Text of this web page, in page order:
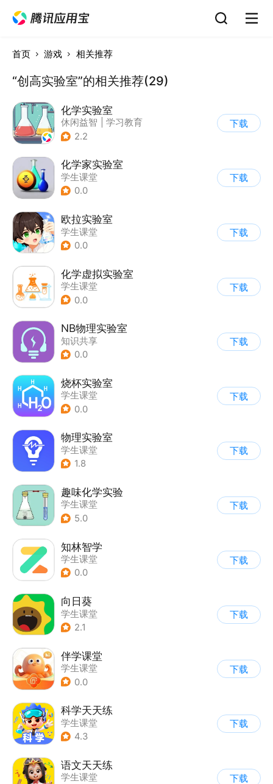
首页 游戏 相关推荐
“创高实验室”的相关推荐(29)
化学实验室
休闲益智
学习教育
2.2
下载
化学家实验室
学生课堂
0.0
下载
欧拉实验室
学生课堂
0.0
下载
化学虚拟实验室
学生课堂
0.0
下载
NB物理实验室
知识共享
0.0
下载
烧杯实验室
学生课堂
0.0
下载
物理实验室
学生课堂
1.8
下载
趣味化学实验
学生课堂
5.0
下载
知林智学
学生课堂
0.0
下载
向日葵
学生课堂
2.1
下载
伴学课堂
学生课堂
0.0
下载
科学天天练
学生课堂
4.3
下载
语文天天练
学生课堂
下载